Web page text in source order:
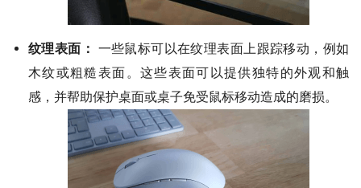
纹理表面： 一些鼠标可以在纹理表面上跟踪移动，例如
木纹或粗糙表面。这些表面可以提供独特的外观和触
感，并帮助保护桌面或桌子免受鼠标移动造成的磨损。